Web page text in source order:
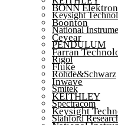
Keysight
National
PENDULUM
Rigol
Rohde&Schwarz
Smitek
Spectracom
Stanford
BONN
Boonton
Ceyear
Farran
Fluke
Inwave
KEITHLEY
Keysight